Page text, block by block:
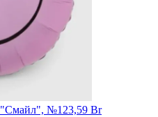
"Смайл", №1 23,59 Br